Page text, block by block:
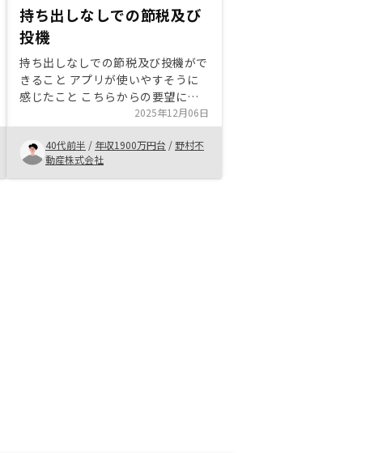
持ち出しなしでの節税及び
投機
持ち出しなしでの節税及び投機がで
きること アプリが使いやすそうに
感じたこと こちらからの要望に対
する対応が早かったこと マンショ
ン価格の高騰 おすすめはなるべく
自己資金を使わずにキャッシュフロ
ーを設定すること購入後の詳細な想
定キャッシュフローを知りたい
2025年12月06日
40代前半 / 年収1900万円台 / 野村不
動産株式会社